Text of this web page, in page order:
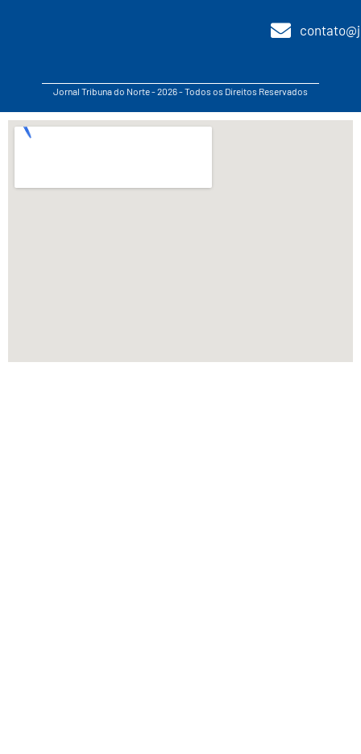
Jornal Tribuna do Norte - 2026 - Todos os Direitos Reservados